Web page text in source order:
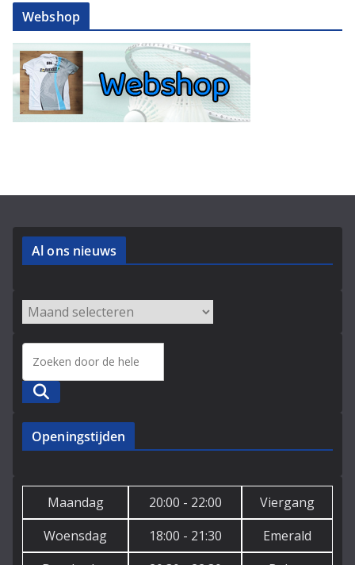
Webshop
Al ons nieuws
Zoeken
Openingstijden
Maandag 20:00 - 22:00
Viergang
Woensdag
18:00 - 21:30
Emerald